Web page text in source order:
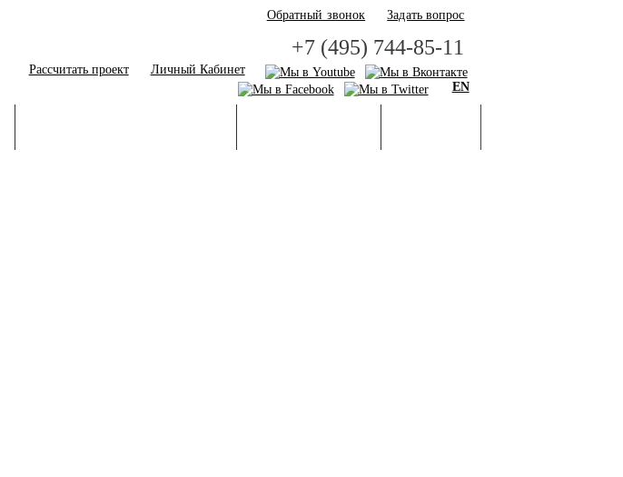
Обратный звонок Задать вопрос
+7 (495) 744-85-11
Рассчитать проект
Личный Кабинет
EN